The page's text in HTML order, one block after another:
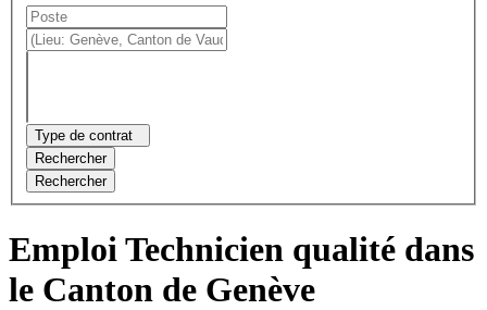
Type de contrat
Rechercher
Rechercher
Emploi Technicien qualité dans
le Canton de Genève